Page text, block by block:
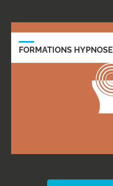
FORMATIONS HYPNOSE